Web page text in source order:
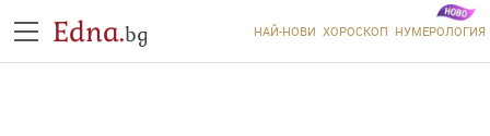
Edna.bg НАЙ-НОВИ ХОРОСКОП НУМЕРОЛОГИЯ